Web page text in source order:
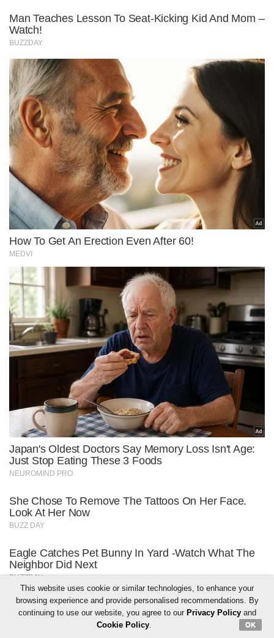
This website uses cookie or similar technologies, to enhance your
browsing experience and provide personalised recommendations. By
continuing to use our website, you agree to our Privacy Policyand
Cookie Policy. OK